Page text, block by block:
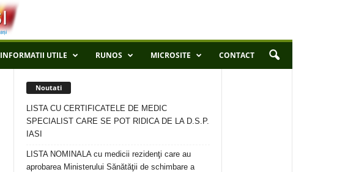
INFORMATII UTILE RUNOS MICROSITE CONTACT
Noutati
LISTA CU CERTIFICATELE DE MEDIC
SPECIALIST CARE SE POT RIDICA DE LA D.S.P.
IASI
LISTA NOMINALA cu medicii rezidenţi care au
aprobarea Ministerului Sănătăţii de schimbare a